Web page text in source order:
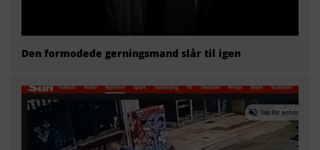
Den formodede gerningsmand slår til igen